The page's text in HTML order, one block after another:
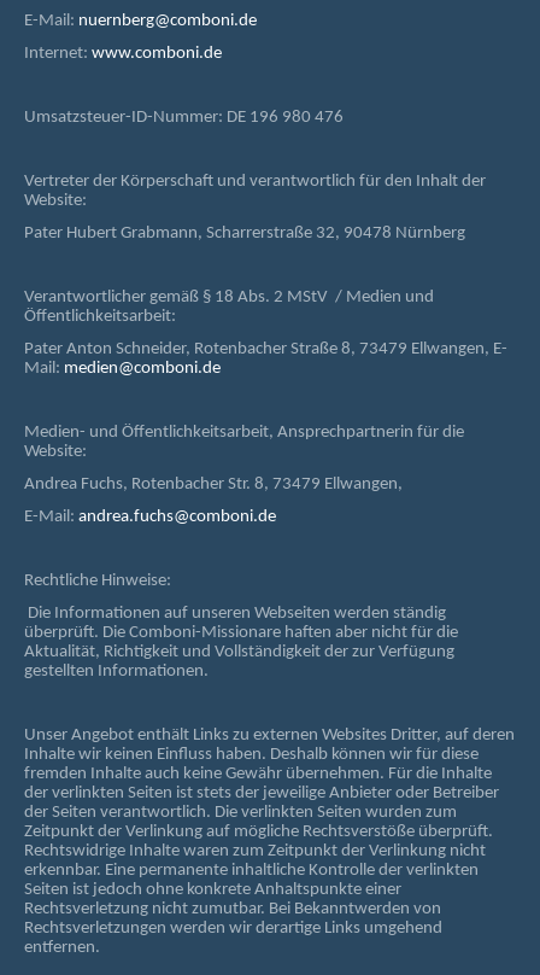
E-Mail: nuernberg@comboni.de
Internet: www.comboni.de
Umsatzsteuer-ID-Nummer: DE 196 980 476
Vertreter der Körperschaft und verantwortlich für den Inhalt der
Website:
Pater Hubert Grabmann, Scharrerstraße 32, 90478 Nürnberg
Verantwortlicher gemäß § 18 Abs. 2 MStV / Medien und
Öffentlichkeitsarbeit:
Pater Anton Schneider, Rotenbacher Straße 8, 73479 Ellwangen, E-
Mail: medien@comboni.de
Medien- und Öffentlichkeitsarbeit, Ansprechpartnerin für die
Website:
Andrea Fuchs, Rotenbacher Str. 8, 73479 Ellwangen,
E-Mail: andrea.fuchs@comboni.de
Rechtliche Hinweise:
Die Informationen auf unseren Webseiten werden ständig
überprüft. Die Comboni-Missionare haften aber nicht für die
Aktualität, Richtigkeit und Vollständigkeit der zur Verfügung
gestellten Informationen.
Unser Angebot enthält Links zu externen Websites Dritter, auf deren
Inhalte wir keinen Einfluss haben. Deshalb können wir für diese
fremden Inhalte auch keine Gewähr übernehmen. Für die Inhalte
der verlinkten Seiten ist stets der jeweilige Anbieter oder Betreiber
der Seiten verantwortlich. Die verlinkten Seiten wurden zum
Zeitpunkt der Verlinkung auf mögliche Rechtsverstöße überprüft.
Rechtswidrige Inhalte waren zum Zeitpunkt der Verlinkung nicht
erkennbar. Eine permanente inhaltliche Kontrolle der verlinkten
Seiten ist jedoch ohne konkrete Anhaltspunkte einer
Rechtsverletzung nicht zumutbar. Bei Bekanntwerden von
Rechtsverletzungen werden wir derartige Links umgehend
entfernen.